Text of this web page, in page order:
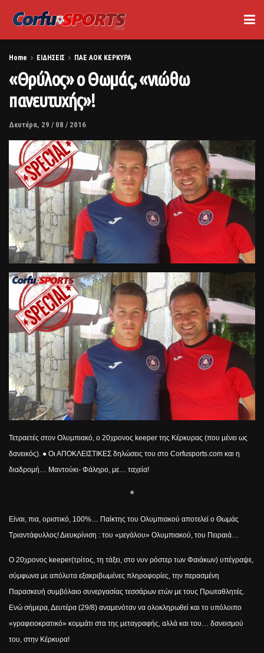
Home ΕΙΔΗΣΕΙΣ ΠΑΕ ΑΟΚ ΚΕΡΚΥΡΑ
«Θρύλος» ο Θωμάς, «νιώθω
πανευτυχής»!
Δευτέρα, 29 / 08 / 2016
Τετραετές στον Ολυμπιακό, ο 20χρονος keeper της Κέρκυρας (που μένει ως
δανεικός). ● Οι ΑΠΟΚΛΕΙΣΤΙΚΕΣ δηλώσεις του στο Corfusports com και η
διαδρομή… Μαντούκι- Φάληρο, με… ταχεία!
*
Είναι, πια, οριστικό, 100%… Παίκτης του Ολυμπιακού αποτελεί ο Θωμάς
Τριαντάφυλλος! Διευκρίνιση : του «μεγάλου» Ολυμπιακού, του Πειραιά…
Ο 20χρονος keeper(τρίτος, τη τάξει, στο νυν ρόστερ των Φαιάκων) υπέγραψε,
σύμφωνα με απόλυτα εξακριβωμένες πληροφορίες, την περασμένη
Παρασκευή συμβόλαιο συνεργασίας τεσσάρων ετών με τους Πρωταθλητές.
Ενώ σήμερα, Δευτέρα (29/8) αναμενόταν να ολοκληρωθεί και το υπόλοιπο
«γραφειοκρατικό» κομμάτι στα της μεταγραφής, αλλά και του… δανεισμού
του, στην Κέρκυρα!